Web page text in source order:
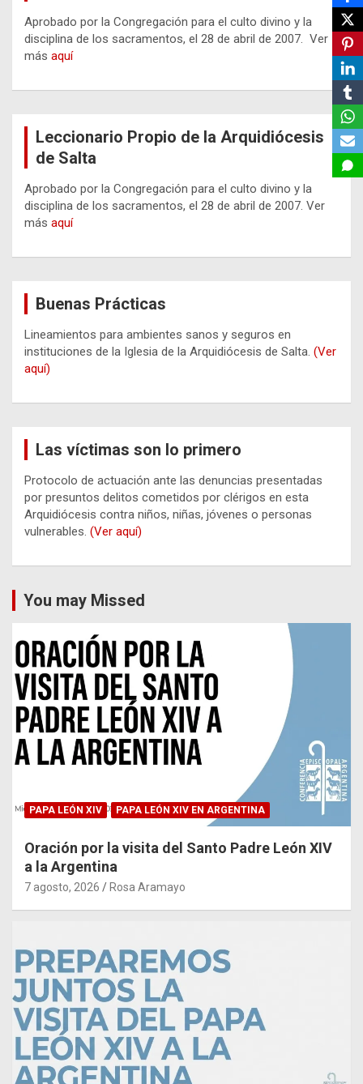
Aprobado por la Congregación para el culto divino y la
disciplina de los sacramentos, el 28 de abril de 2007. Ver
más aquí
Leccionario Propio de la Arquidiócesis
de Salta
Aprobado por la Congregación para el culto divino y la
disciplina de los sacramentos, el 28 de abril de 2007. Ver
más aquí
Buenas Prácticas
Lineamientos para ambientes sanos y seguros en
instituciones de la Iglesia de la Arquidiócesis de Salta. (Ver
aquí)
Las víctimas son lo primero
Protocolo de actuación ante las denuncias presentadas
por presuntos delitos cometidos por clérigos en esta
Arquidiócesis contra niños, niñas, jóvenes o personas
vulnerables. (Ver aquí)
You may Missed
PAPA LEÓN XIV PAPA LEÓN XIV EN ARGENTINA
Oración por la visita del Santo Padre León XIV
a la Argentina
7 agosto, 2026 Rosa Aramayo